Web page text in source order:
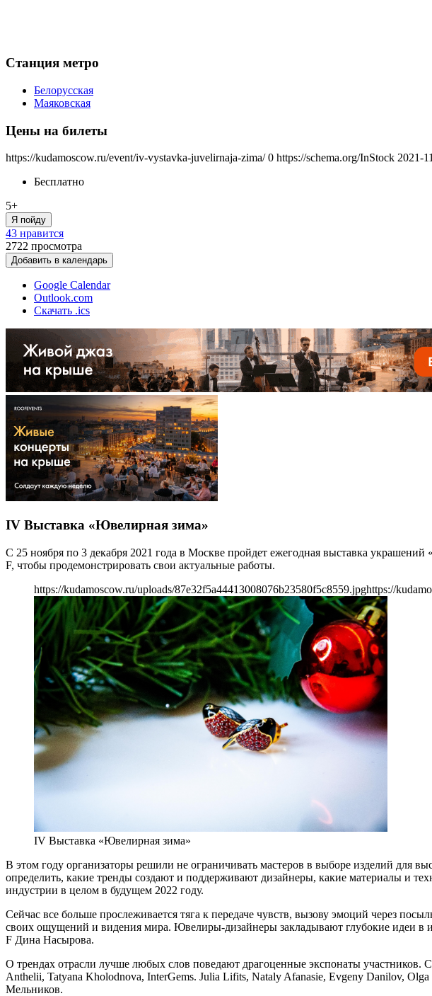
Станция метро
Белорусская
Маяковская
Цены на билеты
https://kudamoscow.ru/event/iv-vystavka-juvelirnaja-zima/ 0 https://schema.org/InStock 2021-
Бесплатно
5+
Я пойду
43 нравится
2722 просмотра
Добавить в календарь
Google Calendar
Outlook.com
Скачать .ics
IV Выставка «Ювелирная зима»
C 25 ноября по 3 декабря 2021 года в Москве пройдет ежегодная выставка
F, чтобы продемонстрировать свои актуальные работы.
https://kudamoscow.ru/uploads/87e32f5a44413008076b23580f5c8559.jpghttps://
IV Выставка «Ювелирная зима»
В этом году организаторы решили не ограничивать мастеров в выборе изделий для
определить, какие тренды создают и поддерживают дизайнеры, какие материалы и
индустрии в целом в будущем 2022 году.
Сейчас все больше прослеживается тяга к передаче чувств, вызову эмоций через
своих ощущений и видения мира. Ювелиры-дизайнеры закладывают глубокие идеи в
F Дина Насырова.
О трендах отрасли лучше любых слов поведают драгоценные экспонаты
Anthelii, Tatyana Kholodnova, InterGems. Julia Lifits, Nataly Afanasie, Evgeny Danilov,
Мельников.